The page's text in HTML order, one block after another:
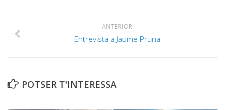
ANTERIOR
Entrevista a Jaume Pruna
POTSER T'INTERESSA